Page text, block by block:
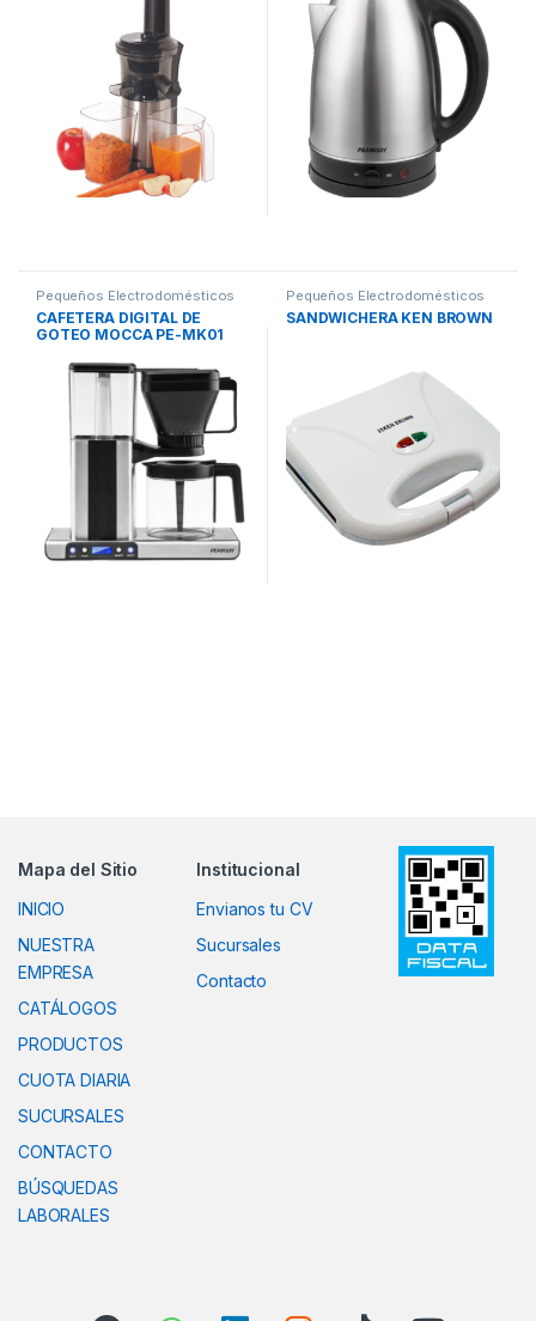
Pequeños Electrodomésticos
CAFETERA DIGITAL DE
GOTEO MOCCA PE-MK01
Pequeños Electrodomésticos
SANDWICHERA KEN BROWN
Mapa del Sitio
INICIO
NUESTRA
EMPRESA
CATÁLOGOS
PRODUCTOS
CUOTA DIARIA
SUCURSALES
CONTACTO
BÚSQUEDAS
LABORALES
Institucional
Envianos tu CV
Sucursales
Contacto